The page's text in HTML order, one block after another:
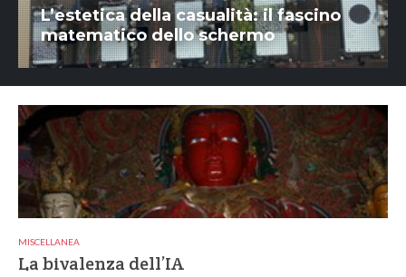
L’estetica della casualità: il fascino
matematico dello schermo
MISCELLANEA
La bivalenza dell’IA